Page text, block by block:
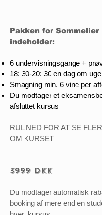
Pakken for Sommelier
indeholder:
6 undervisningsgange +
18: 30-20: 30 en dag om
Smagning min. 6 vine per
Du modtager et
afsluttet kursus
RUL NED FOR AT SE
OM KURSET
3999 DKK
Du modtager automatisk
booking af mere end en